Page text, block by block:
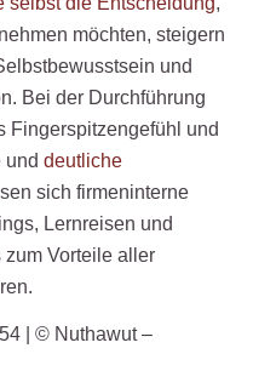
möchten, steigern
und
Bei der Durchführung
Fingerspitzengefühl und
und deutliche
sich firmeninterne
Lernreisen und
Vorteile aller
| © Nuthawut –